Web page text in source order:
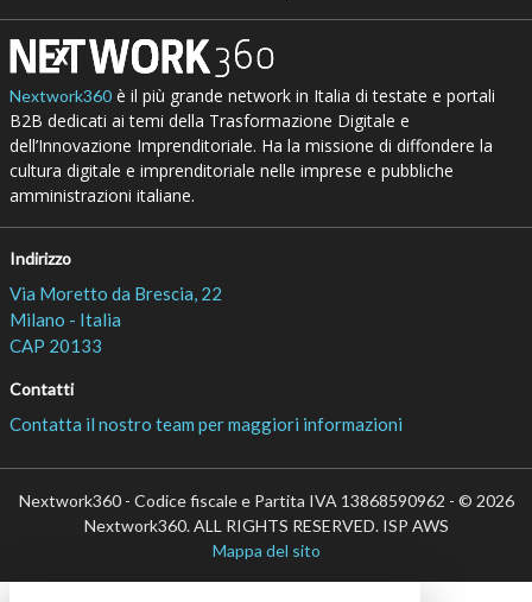
Nextwork360è il più grande network in Italia di testate e portali
B2B dedicati ai temi della Trasformazione Digitale e
dell’Innovazione Imprenditoriale. Ha la missione di diffondere la
cultura digitale e imprenditoriale nelle imprese e pubbliche
amministrazioni italiane.
Indirizzo
Via Moretto da Brescia, 22
Milano - Italia
CAP 20133
Contatti
Contatta il nostro team per maggiori informazioni
Nextwork360 - Codice fiscale e Partita IVA 13868590962 - © 2026
Nextwork360. ALL RIGHTS RESERVED. ISP AWS
Mappa del sito